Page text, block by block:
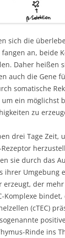
sich die
an, beide
Daher heißen
auch die Gene
somatische
ein möglichst
zu
drei Tage Zeit,
sie durch das
ihrer Umgebung
erzeugt, der
Komplexe
(cTEC)
Rinde ins